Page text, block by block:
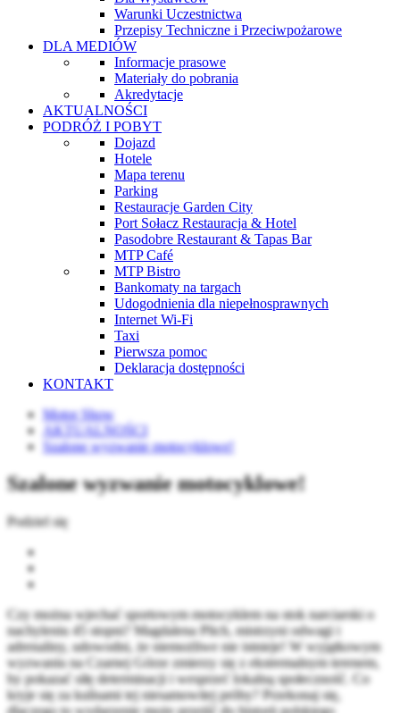
Warunki Uczestnictwa
Przepisy Techniczne i Przeciwpożarowe
DLA MEDIÓW
Informacje prasowe
Materiały do pobrania
Akredytacje
AKTUALNOŚCI
PODRÓŻ I POBYT
Dojazd
Hotele
Mapa terenu
Parking
Restauracje Garden City
Port Sołacz Restauracja & Hotel
Pasodobre Restaurant & Tapas Bar
MTP Café
MTP Bistro
Bankomaty na targach
Udogodnienia dla niepełnosprawnych
Internet Wi-Fi
Taxi
Pierwsza pomoc
Deklaracja dostępności
KONTAKT
Motor Show
AKTUALNOŚCI
Szalone wyzwanie motocyklowe!
Szalone wyzwanie motocyklowe!
Podziel się
Czy można wjechać sportowym motocyklem na stok narciarski o
nachyleniu 45 stopni? Magdalena Plich, mistrzyni odwagi i
adrenaliny, udowodni, że niemożliwe nie istnieje! W wyjątkowym
wyzwaniu na Czarnej Górze zmierzy się z ekstremalnym terenem,
by pokazać siłę determinacji i wesprzeć lokalną społeczność. Co
kryje się za kulisami tej niesamowitej próby? Przekonaj się,